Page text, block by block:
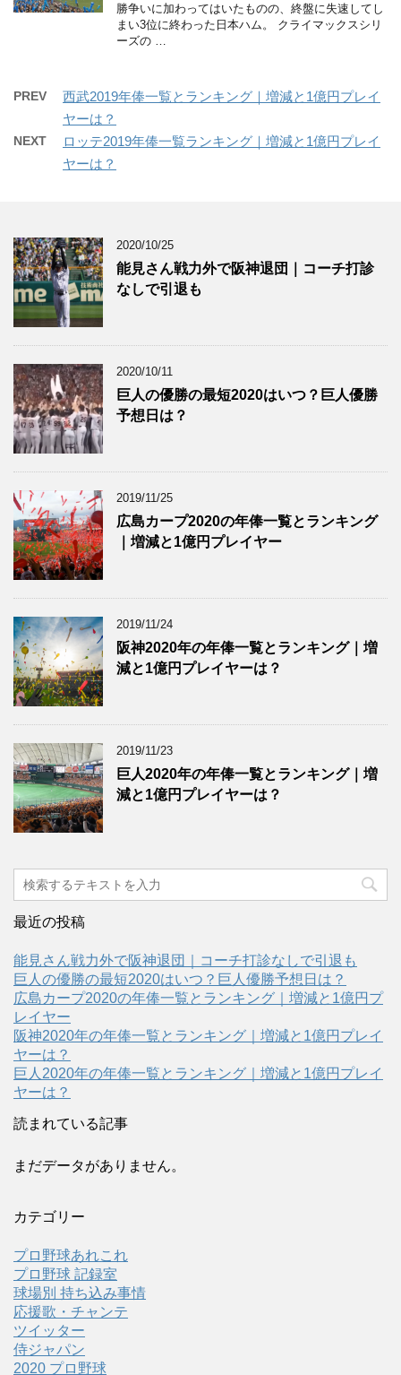
勝争いに加わってはいたものの、終盤に失速してし
まい3位に終わった日本ハム。 クライマックスシリ
ーズの …
PREV
西武2019年俸一覧とランキング｜増減と1億円プレイ
ヤーは？
NEXT
ロッテ2019年俸一覧ランキング｜増減と1億円プレイ
ヤーは？
2020/10/25
能見さん戦力外で阪神退団｜コーチ打診
なしで引退も
2020/10/11
巨人の優勝の最短2020はいつ？巨人優勝
予想日は？
2019/11/25
広島カープ2020の年俸一覧とランキング
｜増減と1億円プレイヤー
2019/11/24
阪神2020年の年俸一覧とランキング｜増
減と1億円プレイヤーは？
2019/11/23
巨人2020年の年俸一覧とランキング｜増
減と1億円プレイヤーは？
最近の投稿
能見さん戦力外で阪神退団｜コーチ打診なしで引退も
巨人の優勝の最短2020はいつ？巨人優勝予想日は？
広島カープ2020の年俸一覧とランキング｜増減と1億円プ
レイヤー
阪神2020年の年俸一覧とランキング｜増減と1億円プレイ
ヤーは？
巨人2020年の年俸一覧とランキング｜増減と1億円プレイ
ヤーは？
読まれている記事
まだデータがありません。
カテゴリー
プロ野球あれこれ
プロ野球 記録室
球場別 持ち込み事情
応援歌・チャンテ
ツイッター
侍ジャパン
2020 プロ野球